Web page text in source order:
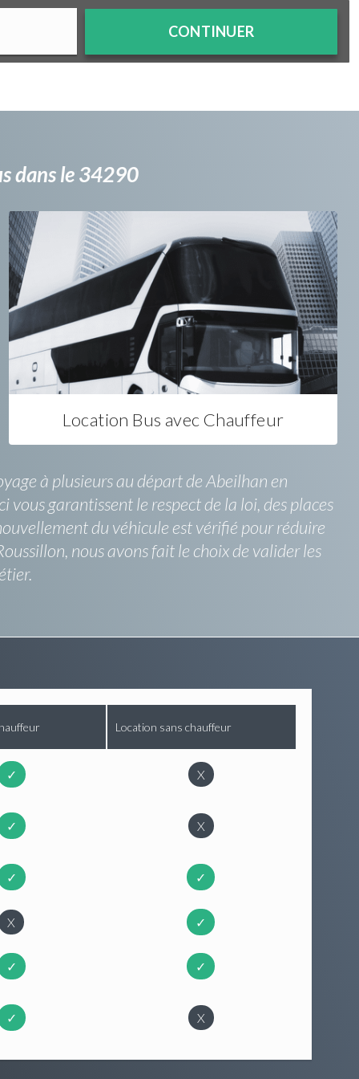
CONTINUER
dans le 34290
Location Bus avec Chauffeur
à plusieurs au départ de Abeilhan en
vous garantissent le respect de la loi, des places
du véhicule est vérifié pour réduire
nous avons fait le choix de valider les
Location sans chauffeur
✓ X
✓ X
✓ ✓
X ✓
✓ ✓
✓ X